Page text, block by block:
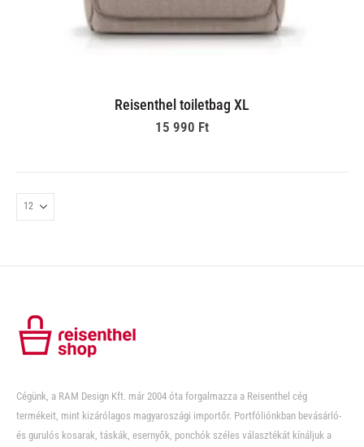
Reisenthel toiletbag XL
15 990 Ft
Cégünk, a RAM Design Kft. már 2004 óta forgalmazza a Reisenthel cég
termékeit, mint kizárólagos magyaroszági importőr. Portfóliónkban bevásárló-
és gurulós kosarak, táskák, esernyők, ponchók széles választékát kínáljuk a